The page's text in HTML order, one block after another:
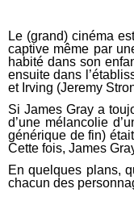
Le (grand) cinéma
captive même par
habité dans son
ensuite dans
et Irving (Jeremy
Si James Gray a
d’une mélancolie
générique de fin)
Cette fois, James
En quelques plans,
chacun des